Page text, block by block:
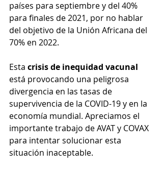
países para septiembre y del 40%
para finales de 2021, por no hablar
del objetivo de la Unión Africana del
70% en 2022.
Esta crisis de inequidad vacunal
está provocando una peligrosa
divergencia en las tasas de
supervivencia de la COVID-19 y en la
economía mundial. Apreciamos el
importante trabajo de AVAT y COVAX
para intentar solucionar esta
situación inaceptable.